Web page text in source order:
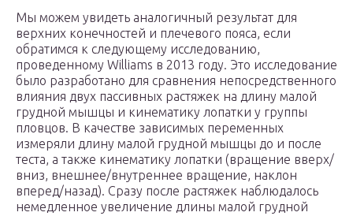
Мы можем увидеть аналогичный результат для
верхних конечностей и плечевого пояса, если
обратимся к следующему исследованию,
проведенному Williams в 2013 году. Это исследование
было разработано для сравнения непосредственного
влияния двух пассивных растяжек на длину малой
грудной мышцы и кинематику лопатки у группы
пловцов. В качестве зависимых переменных
измеряли длину малой грудной мышцы до и после
теста, а также кинематику лопатки (вращение вверх/
вниз, внешнее/внутреннее вращение, наклон
вперед/назад). Сразу после растяжек наблюдалось
немедленное увеличение длины малой грудной